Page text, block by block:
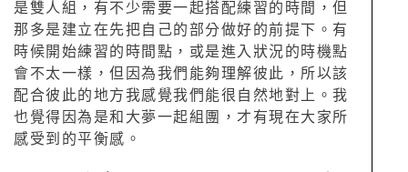
是雙人組，有不少需要一起搭配練習的時間，但
那多是建立在先把自己的部分做好的前提下。有
時候開始練習的時間點，或是進入狀況的時機點
會不太一樣，但因為我們能夠理解彼此，所以該
配合彼此的地方我感覺我們能很自然地對上。我
也覺得因為是和大夢一起組團，才有現在大家所
感受到的平衡感。